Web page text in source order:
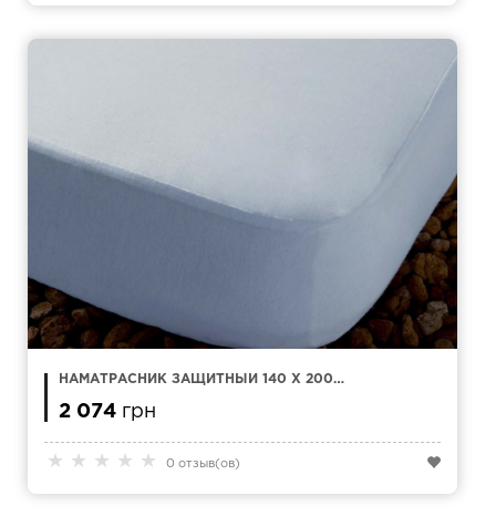
★ ★ ★ ★ ★ 0 отзыв(ов)
НАМАТРАСНИК ЗАЩИТНЫЙ 140 X 200
2 074 грн